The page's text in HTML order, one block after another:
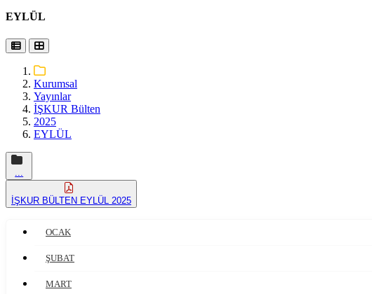
EYLÜL
Kurumsal
Yayınlar
İŞKUR Bülten
2025
EYLÜL
İŞKUR BÜLTEN EYLÜL 2025
OCAK
ŞUBAT
MART